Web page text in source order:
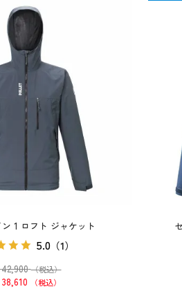
1 ロフト ジャケット
5.0（1）
42,900 （税込）
38,610 税込